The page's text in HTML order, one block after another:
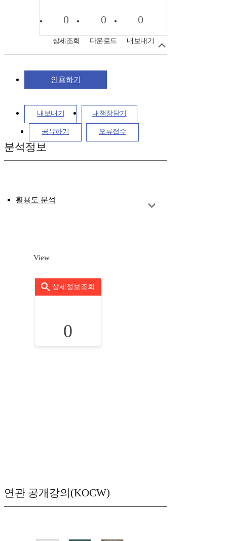
0
상세조회
0
다운로드
0
내보내기
인용하기
내보내기 내책장담기
공유하기 오류접수
분석정보
활용도 분석
View
상세정보조회
0
연관 공개강의(KOCW)